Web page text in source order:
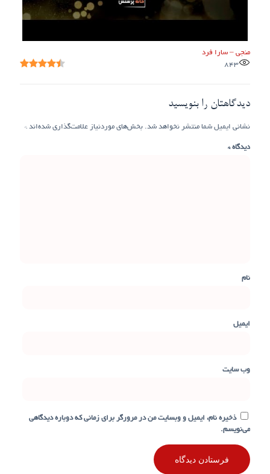
منجی – سارا فرد
843
دیدگاهتان را بنویسید
نشانی ایمیل شما منتشر نخواهد شد. بخش‌های موردنیاز علامت‌گذاری شده‌اند *
دیدگاه*
نام
ایمیل
وب‌ سایت
ذخیره نام، ایمیل و وبسایت من در مرورگر برای زمانی که دوباره دیدگاهی
می‌نویسم.